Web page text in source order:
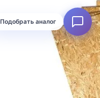
Подобрать аналог